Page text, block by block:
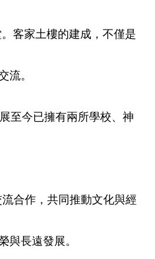
客家土樓的建成，不僅是
流。
至今已擁有兩所學校、神
合作，共同推動文化與經
與長遠發展。